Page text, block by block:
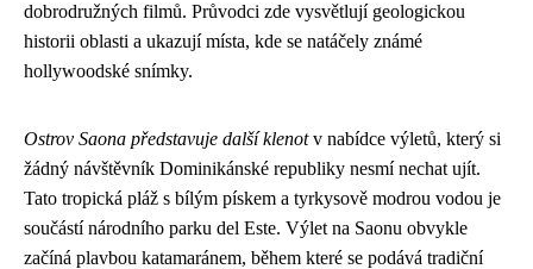
dobrodružných filmů. Průvodci zde vysvětlují geologickou
historii oblasti a ukazují místa, kde se natáčely známé
hollywoodské snímky.
Ostrov Saona představuje další klenotv nabídce výletů, který si
žádný návštěvník Dominikánské republiky nesmí nechat ujít.
Tato tropická pláž s bílým pískem a tyrkysově modrou vodou je
součástí národního parku del Este. Výlet na Saonu obvykle
začíná plavbou katamaránem, během které se podává tradiční